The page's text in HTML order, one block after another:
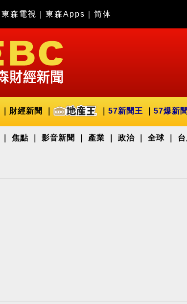
森電視 東森Apps 简体
財經新聞 57新聞王 57爆新聞
焦點 影音新聞 產業 政治 全球